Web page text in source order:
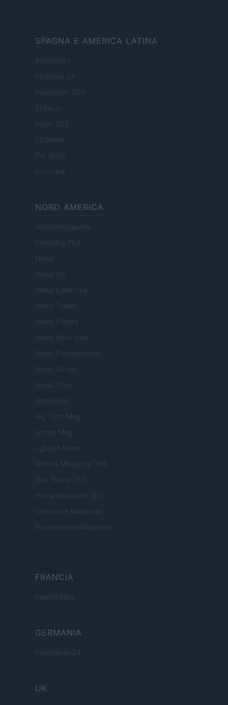
SPAGNA E AMERICA LATINA
Actualidad
Finanzas 24
Investindo 365
Think.es
Viajar 365
ES Newz
Pet Story
Encocina
NORD AMERICA
Womanmagazine
Investing Plus
Newz
Newz US
Newz California
Newz Texas
Newz Florida
Newz New York
Newz Pennsylvania
Newz Illinois
Newz Ohio
Gameland
Hig Tech Mag
Scoop Mag
Lgbtqia News
Motors Magazine 365
Day Travel 365
Home Magazine 365
Cineverse Magazine
SecondHomeMagazine
FRANCIA
InvestirMag
GERMANIA
Investieren24
UK